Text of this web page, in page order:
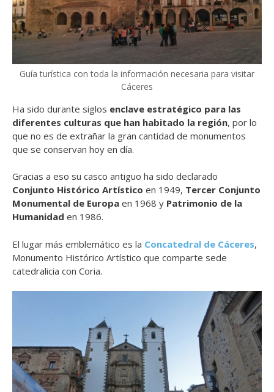
Guía turística con toda la información necesaria para visitar
Cáceres
Ha sido durante siglos enclave estratégico para las
diferentes culturas que han habitado la región, por lo
que no es de extrañar la gran cantidad de monumentos
que se conservan hoy en día.
Gracias a eso su casco antiguo ha sido declarado
Conjunto Histórico Artístico en 1949, Tercer Conjunto
Monumental de Europa en 1968 y Patrimonio de la
Humanidad en 1986.
El lugar más emblemático es la Concatedral de Cáceres,
Monumento Histórico Artístico que comparte sede
catedralicia con Coria.